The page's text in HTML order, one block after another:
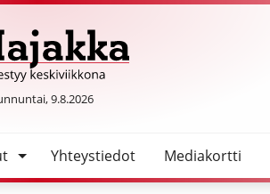
SeutuMajakka
9.8.2026
Yhteystiedot Mediakortti